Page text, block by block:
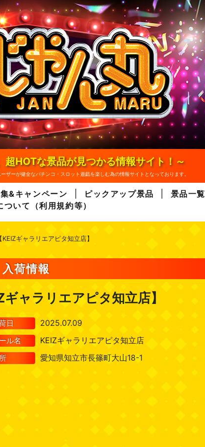
超HOTな景品が見つかる情報サイト！～
ザーが健全なパチンコ・スロット遊戯を楽しむ為の情報サイトとなっております。
&キャンペーン ピックアップ景品
景品一覧
ついて（利用規約等）
ギャラリエアピタ知立店】
入荷情報
ャラリエアピタ知立店】
日 2025.07.09
ル名 KEIZギャラリエアピタ知立店
愛知県知立市長篠町大山18-1